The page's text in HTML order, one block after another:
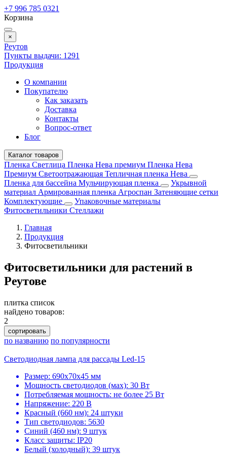
+7 996 785 0321
Корзина
×
Реутов
Пункты выдачи: 1291
Продукция
О компании
Покупателю
Как заказать
Доставка
Контакты
Вопрос-ответ
Блог
Каталог товаров
Пленка Светлица Пленка Нева премиум Пленка Нева
Премиум Светоотражающая Тепличная пленка Нева
Пленка для бассейна Мульчирующая пленка
Укрывной
материал Армированная пленка Агроспан Затеняющие сетки
Комплектующие
Упаковочные материалы
Фитосветильники Стеллажи
Главная
Продукция
Фитосветильники
Фитосветильники для растений в
Реутове
плитка список
найдено товаров:
2
сортировать
по названию по популярности
Светодиодная лампа для рассады Led-15
Размер: 690х70х45 мм
Мощность светодиодов (мах): 30 Вт
Потребляемая мощность: не более 25 Вт
Напряжение: 220 В
Красный (660 нм): 24 штуки
Тип светодиодов: 5630
Синий (460 нм): 9 штук
Класс защиты: IP20
Белый (холодный): 39 штук